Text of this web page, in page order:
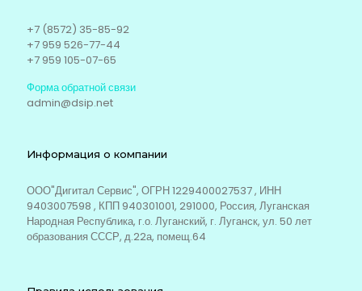
+7 (8572) 35-85-92
+7 959 526-77-44
+7 959 105-07-65
Форма обратной связи
admin@dsip.net
Информация о компании
ООО"Дигитал Сервис", ОГРН 1229400027537 , ИНН
9403007598 , КПП 940301001, 291000, Россия, Луганская
Народная Республика, г.о. Луганский, г. Луганск, ул. 50 лет
образования СССР, д.22а, помещ.64